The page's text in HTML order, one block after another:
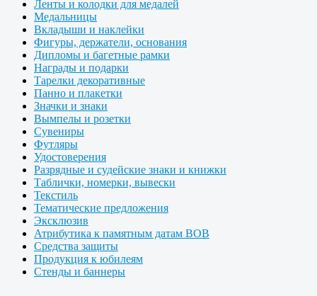
Ленты и колодки для медалей
Медальницы
Вкладыши и наклейки
Фигуры, держатели, основания
Дипломы и багетные рамки
Награды и подарки
Тарелки декоративные
Панно и плакетки
Значки и знаки
Вымпелы и розетки
Сувениры
Футляры
Удостоверения
Разрядные и судейские знаки и книжки
Таблички, номерки, вывески
Текстиль
Тематические предложения
Эксклюзив
Атрибутика к памятным датам ВОВ
Средства защиты
Продукция к юбилеям
Стенды и баннеры